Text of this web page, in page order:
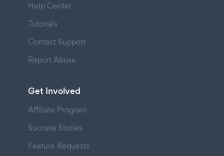
Help Center
Tutorials
Contact Support
Report Abuse
Get Involved
Affiliate Program
Success Stories
Feature Requests